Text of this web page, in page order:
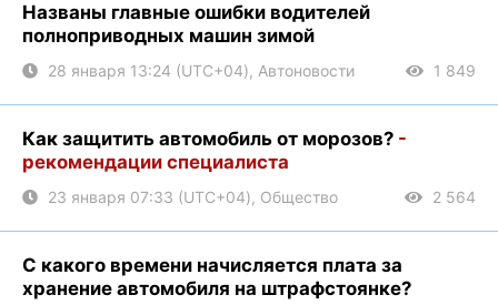
Названы главные ошибки водителей
полноприводных машин зимой
28 января 13:24 (UTC+04), Автоновости 1 849
Как защитить автомобиль от морозов? -
рекомендации специалиста
23 января 07:33 (UTC+04), Общество 2 564
С какого времени начисляется плата за
хранение автомобиля на штрафстоянке?